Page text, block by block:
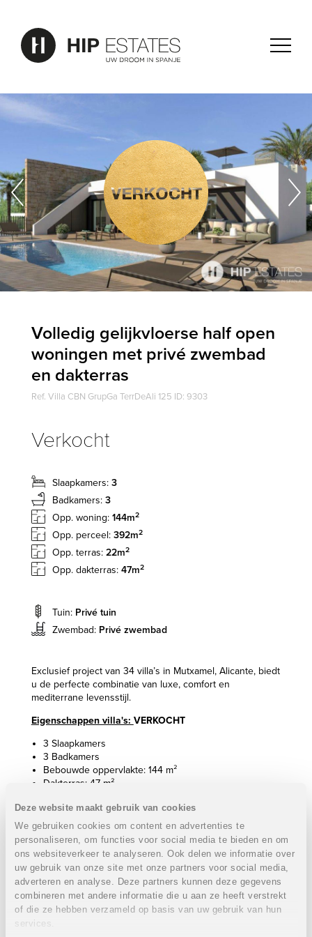
Deze website maakt gebruik van cookies
We gebruiken cookies om content en advertenties te
personaliseren, om functies voor social media te bieden en om
ons websiteverkeer te analyseren. Ook delen we informatie over
uw gebruik van onze site met onze partners voor social media,
adverteren en analyse. Deze partners kunnen deze gegevens
combineren met andere informatie die u aan ze heeft verstrekt
of die ze hebben verzameld op basis van uw gebruik van hun
services.
Volledig gelijkvloerse half open
woningen met privé zwembad
en dakterras
Ref. Villa CBN GrupGa TerrDeAli 125 ID: 9303
Verkocht
Slaapkamers: 3
Badkamers: 3
Opp. woning: 144m2
Opp. perceel: 392m2
Opp. terras: 22m2
Opp. dakterras: 47m2
Tuin: Privé tuin
Zwembad: Privé zwembad
Exclusief project van 34 villa’s in Mutxamel, Alicante, biedt
u de perfecte combinatie van luxe, comfort en
mediterrane levensstijl.
Eigenschappen villa's: VERKOCHT
3 Slaapkamers
3 Badkamers
Bebouwde oppervlakte: 144 m²
Dakterras: 47 m²
Privé zwembad
Zeezicht
Gelijkvloers woningen: alles op een niveau
Energiezuinigheid = zonnepanelen zijn voorzien
VERKOCHT
Omgeving